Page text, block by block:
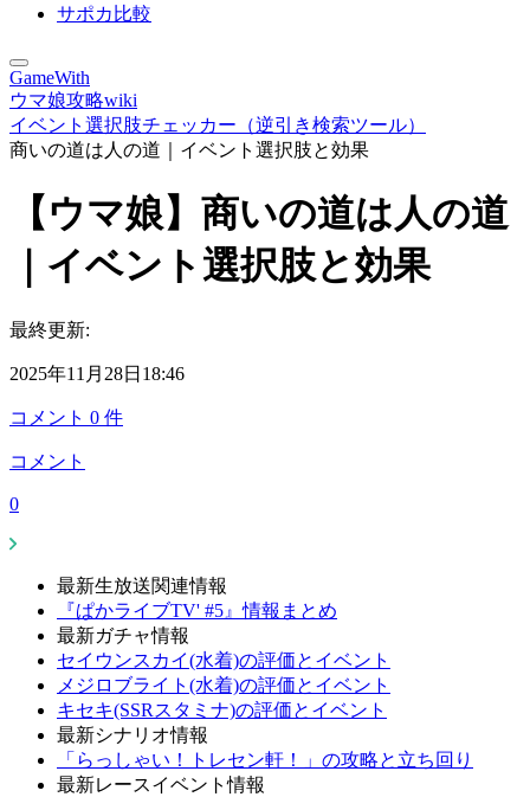
サポカ比較
GameWith
ウマ娘攻略wiki
イベント選択肢チェッカー（逆引き検索ツール）
商いの道は人の道｜イベント選択肢と効果
【ウマ娘】商いの道は人の道
｜イベント選択肢と効果
最終更新:
2025年11月28日18:46
コメント 0 件
コメント
0
最新生放送関連情報
『ぱかライブTV' #5』情報まとめ
最新ガチャ情報
セイウンスカイ(水着)の評価とイベント
メジロブライト(水着)の評価とイベント
キセキ(SSRスタミナ)の評価とイベント
最新シナリオ情報
「らっしゃい！トレセン軒！」の攻略と立ち回り
最新レースイベント情報